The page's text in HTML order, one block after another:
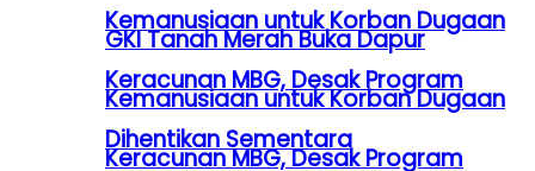
Kemanusiaan untuk Korban Dugaan
Keracunan MBG, Desak Program
Dihentikan Sementara
GKI Tanah Merah Buka Dapur
Kemanusiaan untuk Korban Dugaan
Keracunan MBG, Desak Program